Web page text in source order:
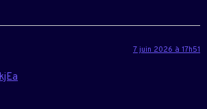
7 juin 2026 à 17h51